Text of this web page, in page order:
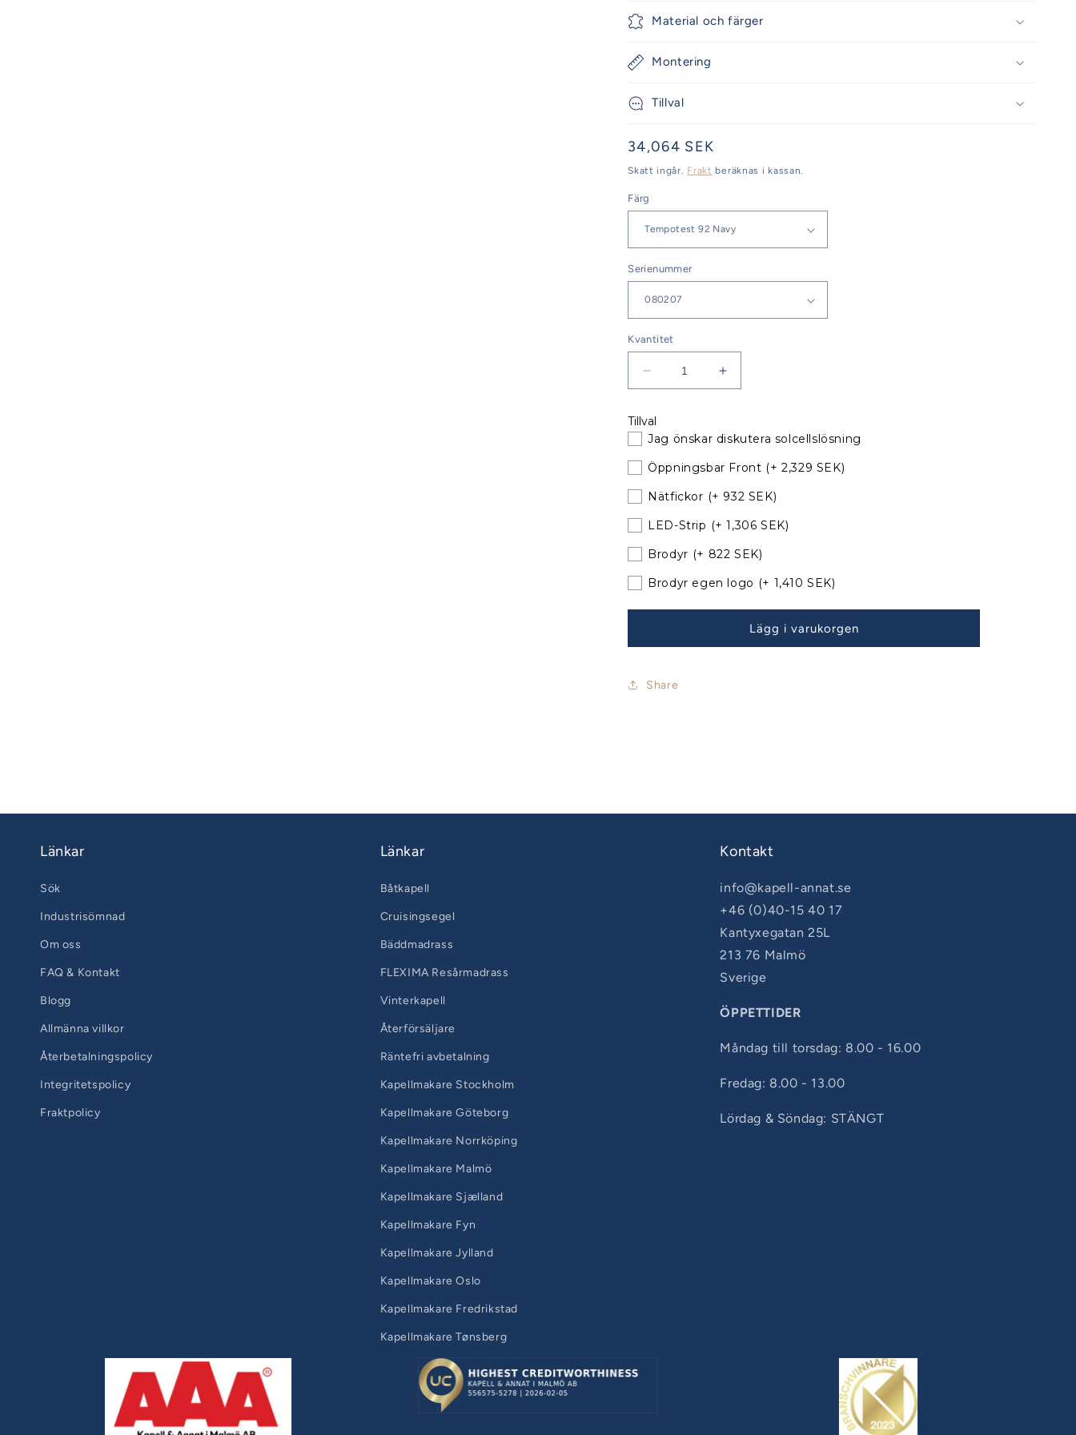
Material och färger
Montering
Tillval
Ordinarie
pris
34,064 SEK
Skatt ingår. Frakt beräknas i kassan.
Färg
Serienummer
Kvantitet
Minska
kvantitet
Delphia
40.2
Sprayhood
med
nya
Öka
kvantitet
40.2
Sprayhood
nya
Tillval
Jag önskar diskutera solcellslösning
Öppningsbar Front (+ 2,329 SEK)
Nätfickor (+ 932 SEK)
LED-Strip (+ 1,306 SEK)
Brodyr (+ 822 SEK)
Brodyr egen logo (+ 1,410 SEK)
Lägg i varukorgen
Share
Länkar
Sök
Industrisömnad
Om oss
FAQ & Kontakt
Blogg
Allmänna villkor
Återbetalningspolicy
Integritetspolicy
Fraktpolicy
Länkar
Båtkapell
Cruisingsegel
Bäddmadrass
FLEXIMA Resårmadrass
Vinterkapell
Återförsäljare
Räntefri avbetalning
Kapellmakare Stockholm
Kapellmakare Göteborg
Kapellmakare Norrköping
Kapellmakare Malmö
Kapellmakare Sjælland
Kapellmakare Fyn
Kapellmakare Jylland
Kapellmakare Oslo
Kapellmakare Fredrikstad
Kapellmakare Tønsberg
Kontakt
info@kapell-annat.se
+46 (0)40-15 40 17
Kantyxegatan 25L
213 76 Malmö
Sverige
ÖPPETTIDER
Måndag till torsdag: 8.00 - 16.00
Fredag: 8.00 - 13.00
Lördag & Söndag: STÄNGT